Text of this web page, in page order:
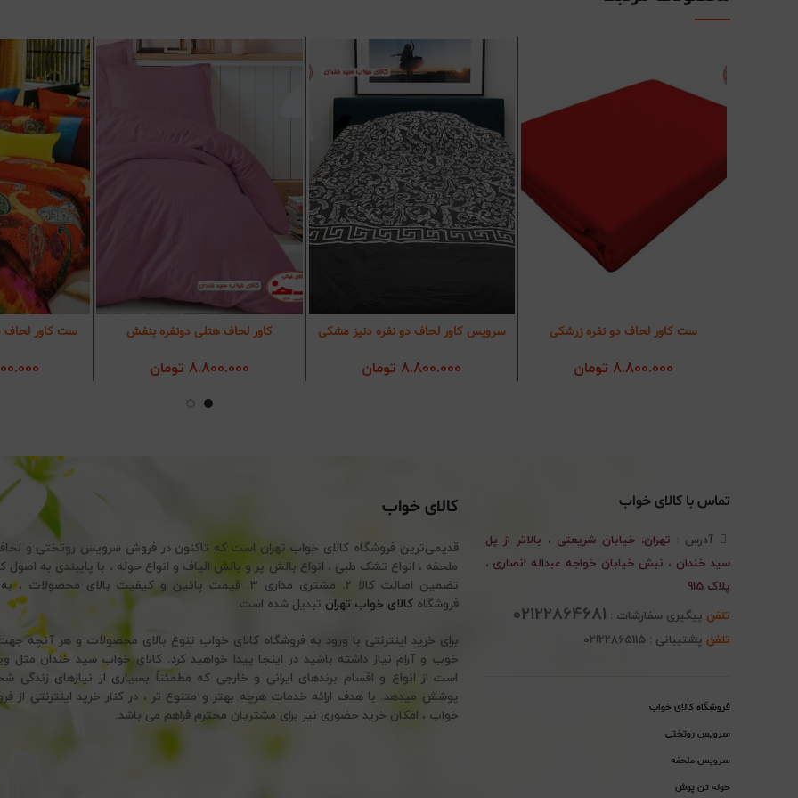
افزودن به سبد خرید
ست کاور لحاف دو نفره زرشکی
8.800.000 تومان
افزودن به سبد خرید
سرویس کاور لحاف دو نفره دنیز مشکی
8.800.000 تومان
افزودن به سبد خرید
کاور لحاف هتلی دونفره بنفش
8.800.000 تومان
ست کاور لحاف
تماس با کالای خواب
آدرس : تهران، خیابان شریعتی ، بالاتر از پل
سید خندان ، نبش خیابان خواجه عبداله انصاری ،
پلاک 915
تلفن پیگیری سفارشات : 02122864681
تلفن پشتیبانی : 02122865115
فروشگاه کالای خواب
سرویس روتختی
سرویس ملحفه
حوله تن پوش
کالای خواب
قدیمی‌ترین فروشگاه کالای خواب تهران است که تاکنون در فروش سرویس روتختی و
تضمین اصالت کالا 2. مشتری مداری 3. قیمت پائین و کیفیت بالای
فروشگاهکالای خواب تهران تبدیل شده است.
برای خرید اینترنتی با ورود به فروشگاه کالای خواب تنوع بالای محصولات و هر آنچه
خوب و آرام نیاز داشته باشید در اینجا پیدا خواهید کرد. کالای خواب سید خندان مثل
است از انواع و اقسام برندهای ایرانی و خارجی که مطمئناً بسیاری از نیازهای زندگی
پوشش میدهد. با هدف ارائه خدمات هرچه بهتر و متنوع تر ، در کنار خرید اینترنتی از
خواب ، امکان خرید حضوری نیز برای مشتریان محترم فراهم می باشد.